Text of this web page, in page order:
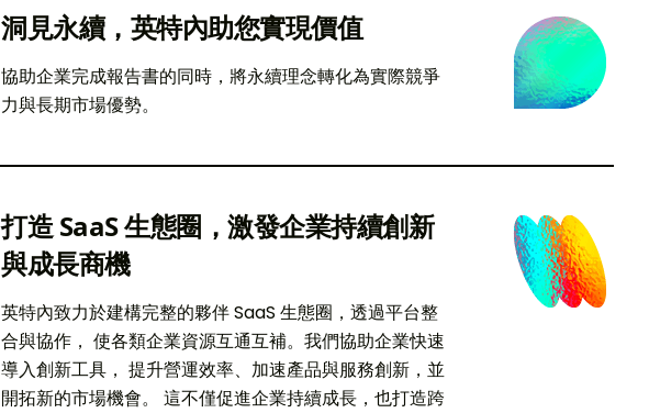
洞見永續，英特內助您實現價值
協助企業完成報告書的同時，將永續理念轉化為實際競爭
力與長期市場優勢。
打造 SaaS 生態圈，激發企業持續創新
與成長商機
英特內致力於建構完整的夥伴 SaaS 生態圈，透過平台整
合與協作， 使各類企業資源互通互補。我們協助企業快速
導入創新工具， 提升營運效率、加速產品與服務創新，並
開拓新的市場機會。 這不僅促進企業持續成長，也打造跨